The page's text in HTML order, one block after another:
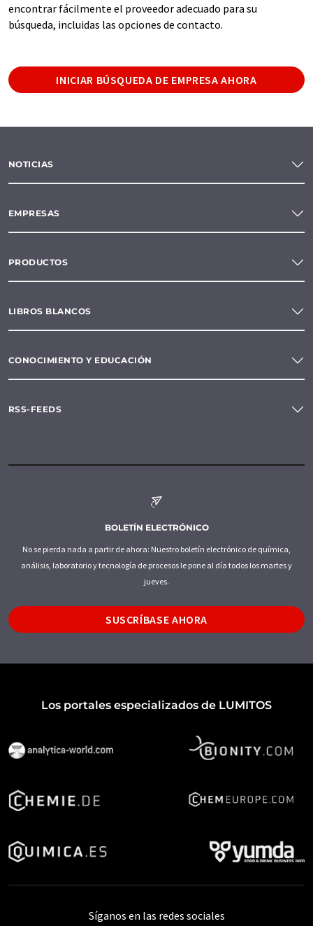
encontrar fácilmente el proveedor adecuado para su
búsqueda, incluidas las opciones de contacto.
INICIAR BÚSQUEDA DE EMPRESA AHORA
NOTICIAS
EMPRESAS
PRODUCTOS
LIBROS BLANCOS
CONOCIMIENTO Y EDUCACIÓN
RSS-FEEDS
BOLETÍN ELECTRÓNICO
No se pierda nada a partir de ahora: Nuestro boletín electrónico de química,
análisis, laboratorio y tecnología de procesos le pone al día todos los martes y
jueves.
SUSCRÍBASE AHORA
Los portales especializados de LUMITOS
Síganos en las redes sociales